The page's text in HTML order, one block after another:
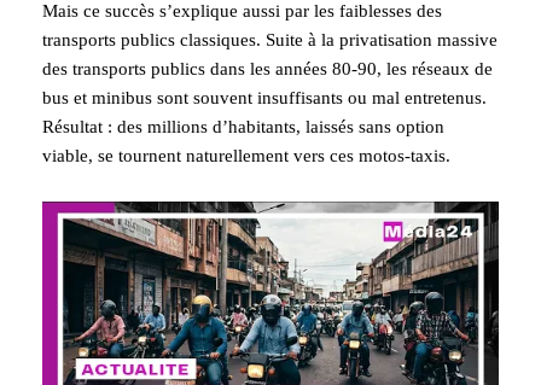
Mais ce succès s’explique aussi par les faiblesses des
transports publics classiques. Suite à la privatisation massive
des transports publics dans les années 80-90, les réseaux de
bus et minibus sont souvent insuffisants ou mal entretenus.
Résultat : des millions d’habitants, laissés sans option
viable, se tournent naturellement vers ces motos-taxis.